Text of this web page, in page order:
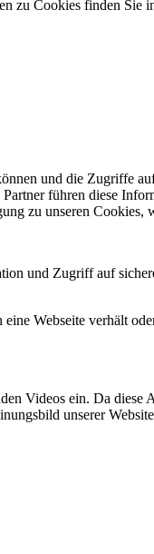
zu Cookies finden Sie
und die Zugriffe
führen diese
zu unseren Cookies,
und Zugriff auf
Webseite verhält
Videos ein. Da diese
unserer